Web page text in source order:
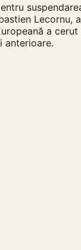
a
anterioare.